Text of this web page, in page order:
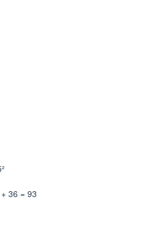
36 = 93